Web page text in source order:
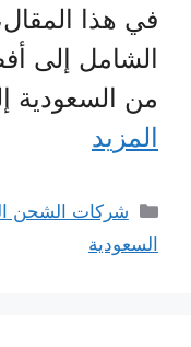
في هذا
الشامل إلى
من السعودية
المزيد
التصنيفات
شركات الشحن
السعودية